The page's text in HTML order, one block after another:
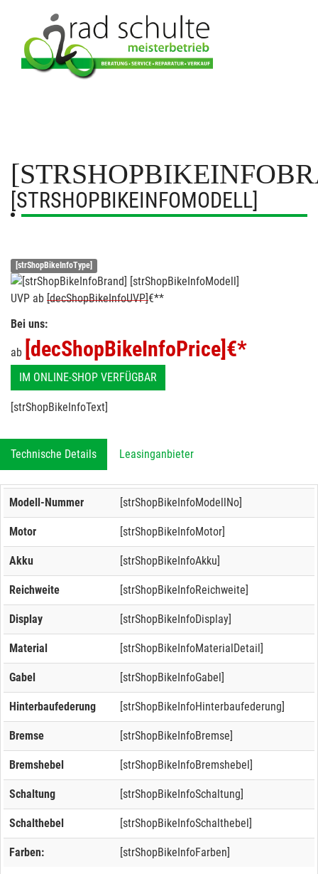
[STRSHOPBIKEINFOMODELL]
[strShopBikeInfoType]
UVP ab [decShopBikeInfoUVP]€**
Bei uns:
ab [decShopBikeInfoPrice] €*
IM ONLINE-SHOP VERFÜGBAR
[strShopBikeInfoText]
Technische Details Leasinganbieter
Modell-Nummer [strShopBikeInfoModellNo]
Motor [strShopBikeInfoMotor]
Akku [strShopBikeInfoAkku]
Reichweite [strShopBikeInfoReichweite]
Display [strShopBikeInfoDisplay]
Material [strShopBikeInfoMaterialDetail]
Gabel [strShopBikeInfoGabel]
Hinterbaufederung [strShopBikeInfoHinterbaufederung]
Bremse [strShopBikeInfoBremse]
Bremshebel [strShopBikeInfoBremshebel]
Schaltung [strShopBikeInfoSchaltung]
Schalthebel [strShopBikeInfoSchalthebel]
Farben: [strShopBikeInfoFarben]